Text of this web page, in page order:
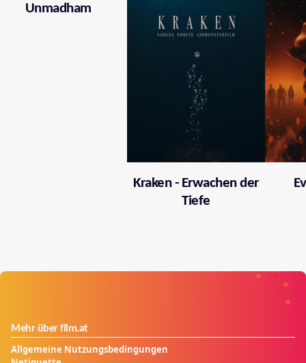
Unmadham
Kraken - Erwachen der
Tiefe
Mehr über film.at
Allgemeine Nutzungsbedingungen